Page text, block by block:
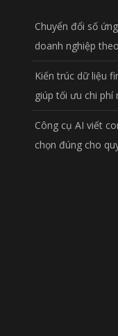
Chuyển đổi số
doanh nghiệp
Kiến trúc dữ liệu
giúp tối ưu chi phí
Công cụ AI viết
chọn đúng cho